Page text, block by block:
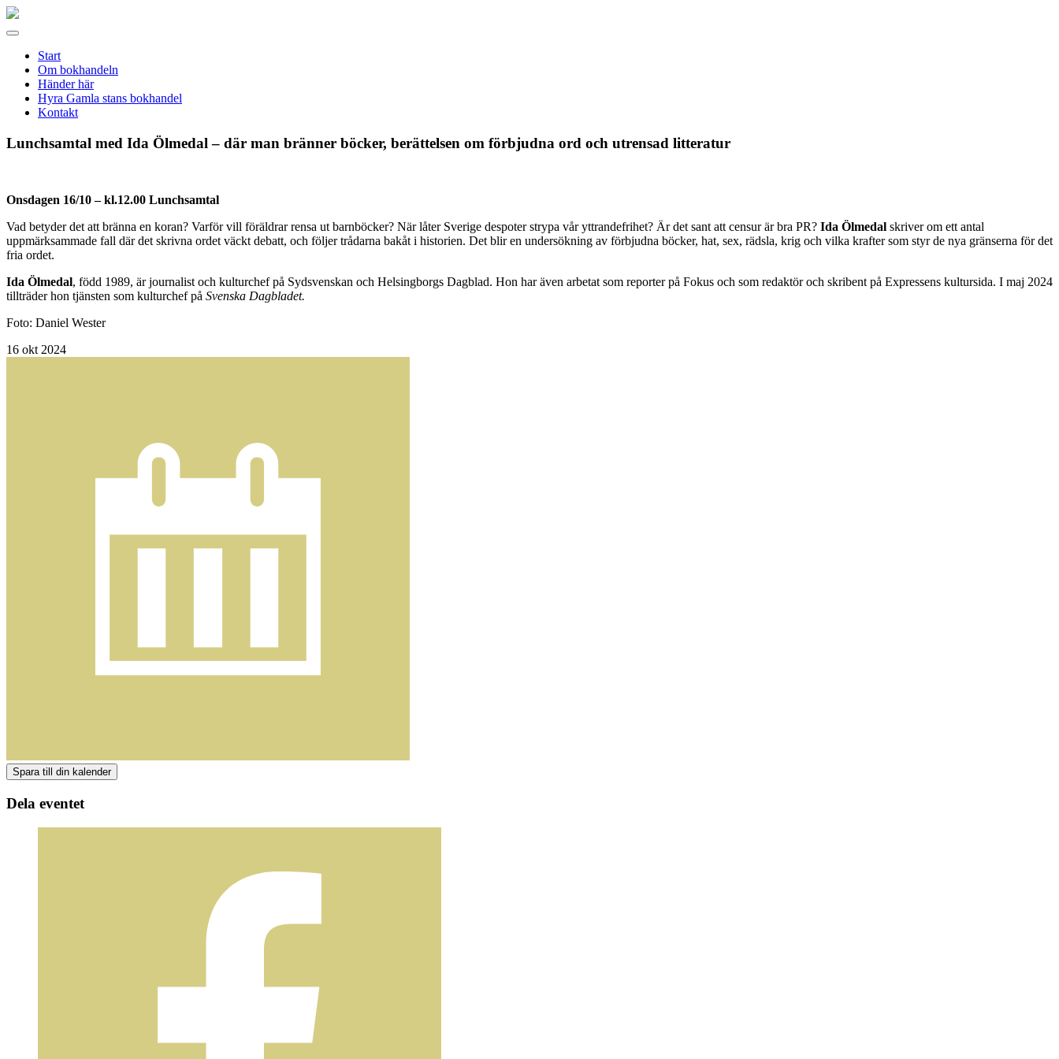
Gamla
Meny
Start
Om bokhandeln
Händer här
Hyra Gamla stans bokhandel
Kontakt
Lunchsamtal med Ida Ölmedal – där man bränner böcker, berättelsen om förbjudna ord och utrensad litteratur
Onsdagen 16/10 – kl.12.00 Lunchsamtal
Vad betyder det att bränna en koran? Varför vill föräldrar rensa ut barnböcker? När låter Sverige despoter strypa vår yttrandefrihet? Är det sant att censur är bra PR? Ida Ölmedal skriver om ett antal
uppmärksammade fall där det skrivna ordet väckt debatt, och följer trådarna bakåt i historien. Det blir en undersökning av förbjudna böcker, hat, sex, rädsla, krig och vilka krafter som styr de nya gränserna för det
fria ordet.
Ida Ölmedal, född 1989, är journalist och kulturchef på Sydsvenskan och Helsingborgs Dagblad. Hon har även arbetat som reporter på Fokus och som redaktör och skribent på Expressens kultursida. I maj 2024
tillträder hon tjänsten som kulturchef på Svenska Dagbladet.
Foto: Daniel Wester
16 okt 2024
Dela eventet